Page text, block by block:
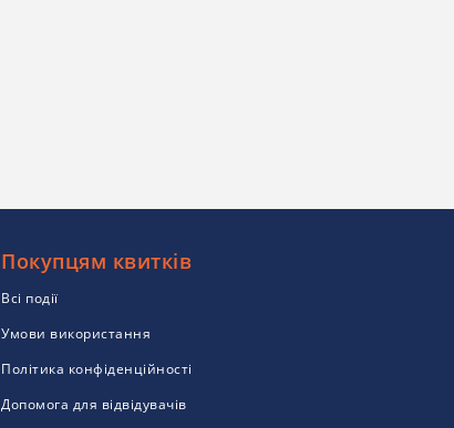
Покупцям квитків
Всі події
Умови використання
Політика конфіденційності
Допомога для відвідувачів